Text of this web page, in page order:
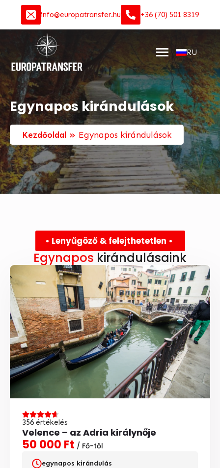
info@europatransfer.hu +36 (70) 501 8319
RU
Egynapos kirándulások
Kezdőoldal » Egynapos kirándulások
• Lenyűgöző & felejthetetlen •
Egynapos kirándulásaink
356 értékelés
Velence – az Adria királynője
50 000 Ft / Fő-től
egynapos kirándulás